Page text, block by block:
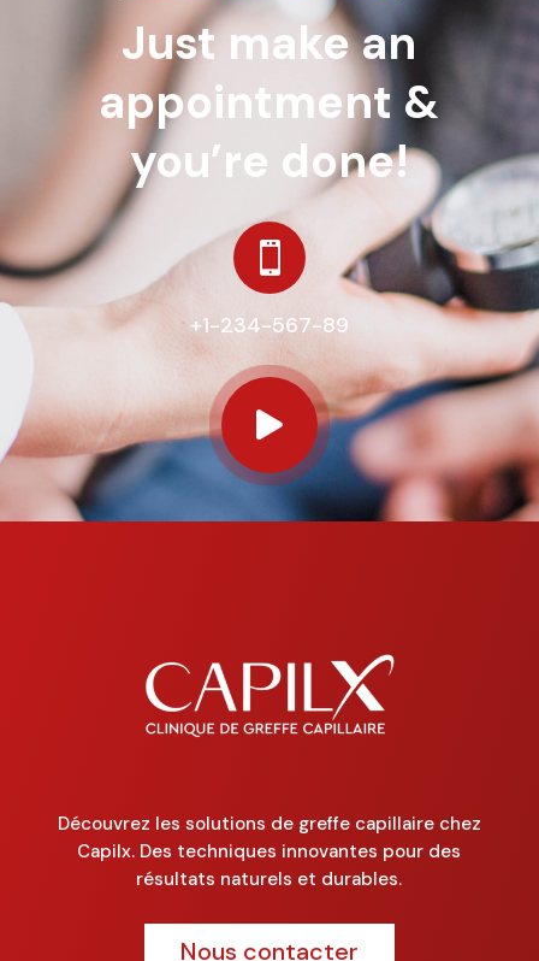
Just make an
appointment &
you’re done!

+1-234-567-89

Découvrez les solutions de greffe capillaire chez
Capilx. Des techniques innovantes pour des
résultats naturels et durables.
Nous contacter